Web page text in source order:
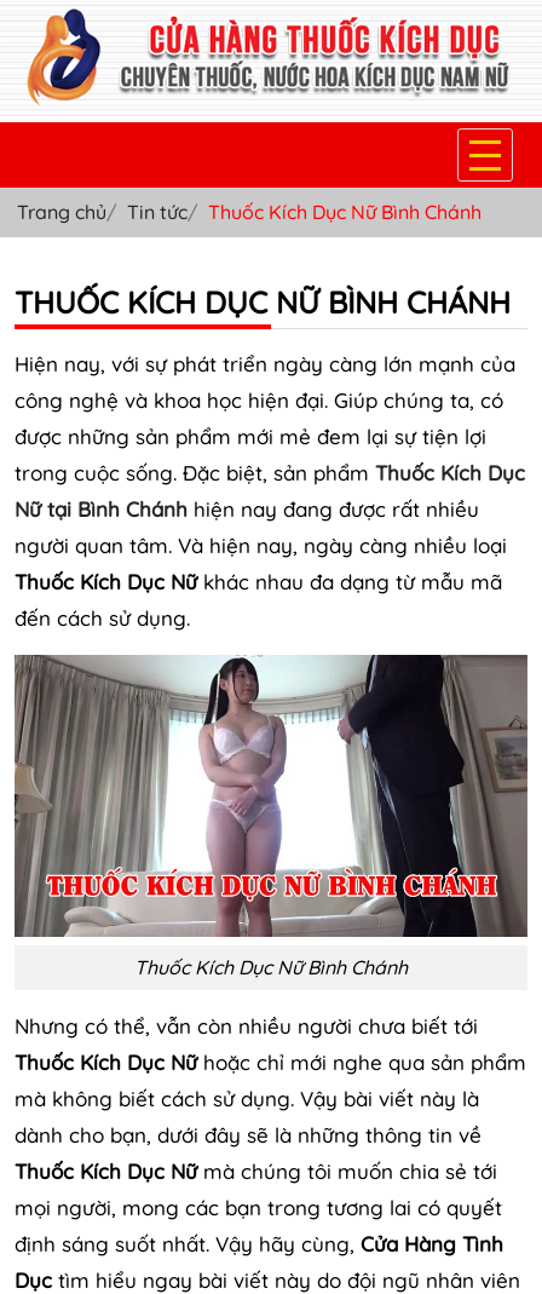
TRANG CHỦ
THUỐC NƯỚC KÍCH DỤC NAM
THUỐC VIÊN KÍCH DỤC NAM
SẢN PHẨM KHÁC
Trang chủ Tin tức Thuốc Kích Dục Nữ Bình Chánh
THUỐC KÍCH DỤC NỮ BÌNH CHÁNH
Hiện nay, với sự phát triển ngày càng lớn mạnh của
công nghệ và khoa học hiện đại. Giúp chúng ta, có
được những sản phẩm mới mẻ đem lại sự tiện lợi
trong cuộc sống. Đặc biệt, sản phẩm Thuốc Kích Dục
Nữ tại Bình Chánh hiện nay đang được rất nhiều
người quan tâm. Và hiện nay, ngày càng nhiều loại
Thuốc Kích Dục Nữ khác nhau đa dạng từ mẫu mã
đến cách sử dụng.
Thuốc Kích Dục Nữ Bình Chánh
Nhưng có thể, vẫn còn nhiều người chưa biết tới
Thuốc Kích Dục Nữhoặc chỉ mới nghe qua sản phẩm
mà không biết cách sử dụng. Vậy bài viết này là
dành cho bạn, dưới đây sẽ là những thông tin về
Thuốc Kích Dục Nữmà chúng tôi muốn chia sẻ tới
mọi người, mong các bạn trong tương lai có quyết
định sáng suốt nhất. Vậy hãy cùng, Cửa Hàng Tình
Dục tìm hiểu ngay bài viết này do đội ngũ nhân viên